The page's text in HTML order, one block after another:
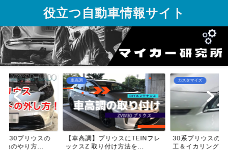
役立つ自動車情報サイト
】30プリウスの
換のやり方...
車高調
【車高調】プリウスにTEINフレ
ックスZ 取り付け方法を...
カスタマイズ
30系プリウスの
工＆イカリング取